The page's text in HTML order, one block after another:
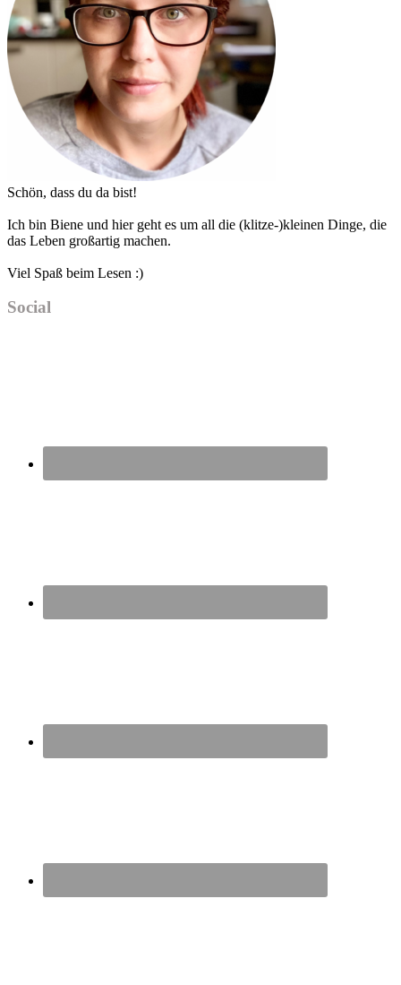
Schön, dass du da bist!
Ich bin Biene und hier geht es um all die (klitze-)kleinen Dinge, die
das Leben großartig machen.
Viel Spaß beim Lesen :)
Social